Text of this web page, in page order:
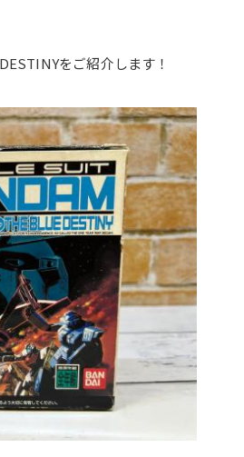
をご紹介します！